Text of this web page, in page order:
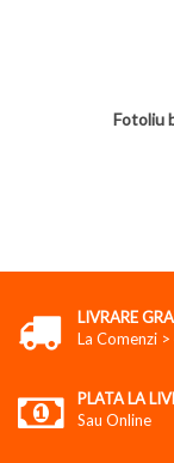
Fotoliu
LIVRARE
La Comenzi
PLATA LA
Sau Online